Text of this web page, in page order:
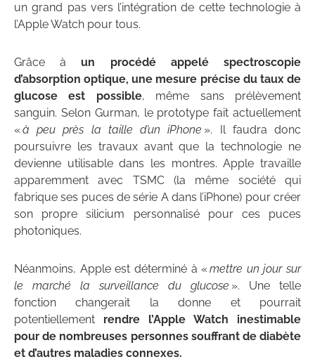
un grand pas vers l’intégration de cette technologie à
l’Apple Watch pour tous.
Grâce à un procédé appelé spectroscopie
d’absorption optique, une mesure précise du taux de
glucose est possible, même sans prélèvement
sanguin. Selon Gurman, le prototype fait actuellement
«à peu près la taille d’un iPhone ». Il faudra donc
poursuivre les travaux avant que la technologie ne
devienne utilisable dans les montres. Apple travaille
apparemment avec TSMC (la même société qui
fabrique ses puces de série A dans l’iPhone) pour créer
son propre silicium personnalisé pour ces puces
photoniques.
Néanmoins, Apple est déterminé à «mettre un jour sur
le marché la surveillance du glucose ». Une telle
fonction changerait la donne et pourrait
potentiellement rendre l’Apple Watch inestimable
pour de nombreuses personnes souffrant de diabète
et d’autres maladies connexes.